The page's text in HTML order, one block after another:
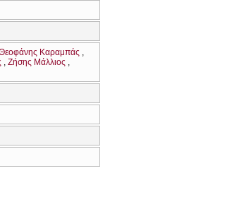
Καραμπάς
Ζήσης Μάλλιος